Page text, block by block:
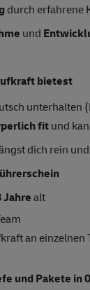
durch erfahrene
und
bietest
unterhalten
fitund
dich rein
Jahrealt
an einzelnen
und Pakete in